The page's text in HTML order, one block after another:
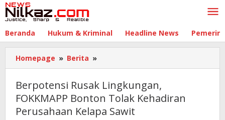
Lewati
ke
Beranda Hukum & Kriminal Headline News
Homepage » Berita »
Rusak
Lingkungan,
FOKKMAPP
Bonton
Tolak
Berpotensi Rusak Lingkungan,
FOKKMAPP Bonton Tolak Kehadiran
Perusahaan Kelapa Sawit